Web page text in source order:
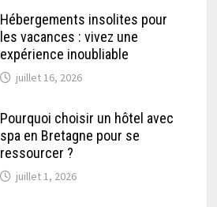
Hébergements insolites pour
les vacances : vivez une
expérience inoubliable
juillet 16, 2026
Pourquoi choisir un hôtel avec
spa en Bretagne pour se
ressourcer ?
juillet 1, 2026